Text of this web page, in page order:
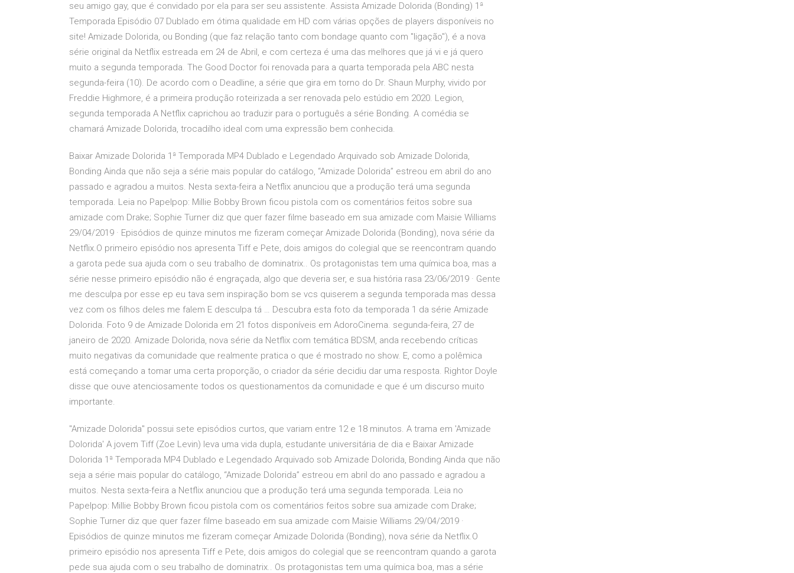
seu amigo gay, que é convidado por ela para ser seu assistente. Assista Amizade Dolorida (Bonding) 1ª
Temporada Episódio 07 Dublado em ótima qualidade em HD com várias opções de players disponíveis no
site! Amizade Dolorida, ou Bonding (que faz relação tanto com bondage quanto com "ligação"), é a nova
série original da Netflix estreada em 24 de Abril, e com certeza é uma das melhores que já vi e já quero
muito a segunda temporada. The Good Doctor foi renovada para a quarta temporada pela ABC nesta
segunda-feira (10). De acordo com o Deadline, a série que gira em torno do Dr. Shaun Murphy, vivido por
Freddie Highmore, é a primeira produção roteirizada a ser renovada pelo estúdio em 2020. Legion,
segunda temporada A Netflix caprichou ao traduzir para o português a série Bonding. A comédia se
chamará Amizade Dolorida, trocadilho ideal com uma expressão bem conhecida.
Baixar Amizade Dolorida 1ª Temporada MP4 Dublado e Legendado Arquivado sob Amizade Dolorida,
Bonding Ainda que não seja a série mais popular do catálogo, “Amizade Dolorida” estreou em abril do ano
passado e agradou a muitos. Nesta sexta-feira a Netflix anunciou que a produção terá uma segunda
temporada. Leia no Papelpop: Millie Bobby Brown ficou pistola com os comentários feitos sobre sua
amizade com Drake; Sophie Turner diz que quer fazer filme baseado em sua amizade com Maisie Williams
29/04/2019 · Episódios de quinze minutos me fizeram começar Amizade Dolorida (Bonding), nova série da
Netflix.O primeiro episódio nos apresenta Tiff e Pete, dois amigos do colegial que se reencontram quando
a garota pede sua ajuda com o seu trabalho de dominatrix.. Os protagonistas tem uma química boa, mas a
série nesse primeiro episódio não é engraçada, algo que deveria ser, e sua história rasa 23/06/2019 · Gente
me desculpa por esse ep eu tava sem inspiração bom se vcs quiserem a segunda temporada mas dessa
vez com os filhos deles me falem E desculpa tá … Descubra esta foto da temporada 1 da série Amizade
Dolorida. Foto 9 de Amizade Dolorida em 21 fotos disponíveis em AdoroCinema. segunda-feira, 27 de
janeiro de 2020. Amizade Dolorida, nova série da Netflix com temática BDSM, anda recebendo críticas
muito negativas da comunidade que realmente pratica o que é mostrado no show. E, como a polêmica
está começando a tomar uma certa proporção, o criador da série decidiu dar uma resposta. Rightor Doyle
disse que ouve atenciosamente todos os questionamentos da comunidade e que é um discurso muito
importante.
"Amizade Dolorida" possui sete episódios curtos, que variam entre 12 e 18 minutos. A trama em 'Amizade
Dolorida' A jovem Tiff (Zoe Levin) leva uma vida dupla, estudante universitária de dia e Baixar Amizade
Dolorida 1ª Temporada MP4 Dublado e Legendado Arquivado sob Amizade Dolorida, Bonding Ainda que não
seja a série mais popular do catálogo, “Amizade Dolorida” estreou em abril do ano passado e agradou a
muitos. Nesta sexta-feira a Netflix anunciou que a produção terá uma segunda temporada. Leia no
Papelpop: Millie Bobby Brown ficou pistola com os comentários feitos sobre sua amizade com Drake;
Sophie Turner diz que quer fazer filme baseado em sua amizade com Maisie Williams 29/04/2019 ·
Episódios de quinze minutos me fizeram começar Amizade Dolorida (Bonding), nova série da Netflix.O
primeiro episódio nos apresenta Tiff e Pete, dois amigos do colegial que se reencontram quando a garota
pede sua ajuda com o seu trabalho de dominatrix.. Os protagonistas tem uma química boa, mas a série